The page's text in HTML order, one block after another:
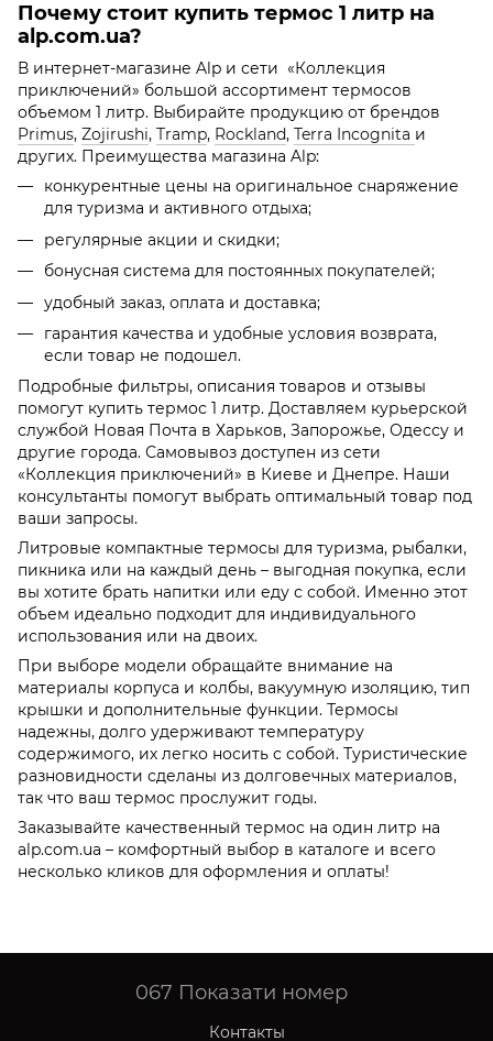
Почему стоит купить термос 1 литр на
alp.com.ua?
В интернет-магазине Alp и сети «Коллекция
приключений» большой ассортимент термосов
объемом 1 литр. Выбирайте продукцию от брендов
Primus, Zojirushi, Tramp, Rockland, Terra Incognita и
других. Преимущества магазина Alp:
конкурентные цены на оригинальное снаряжение
для туризма и активного отдыха;
регулярные акции и скидки;
бонусная система для постоянных покупателей;
удобный заказ, оплата и доставка;
гарантия качества и удобные условия возврата,
если товар не подошел.
Подробные фильтры, описания товаров и отзывы
помогут купить термос 1 литр. Доставляем курьерской
службой Новая Почта в Харьков, Запорожье, Одессу и
другие города. Самовывоз доступен из сети
«Коллекция приключений» в Киеве и Днепре. Наши
консультанты помогут выбрать оптимальный товар под
ваши запросы.
Литровые компактные термосы для туризма, рыбалки,
пикника или на каждый день – выгодная покупка, если
вы хотите брать напитки или еду с собой. Именно этот
объем идеально подходит для индивидуального
использования или на двоих.
При выборе модели обращайте внимание на
материалы корпуса и колбы, вакуумную изоляцию, тип
крышки и дополнительные функции. Термосы
надежны, долго удерживают температуру
содержимого, их легко носить с собой. Туристические
разновидности сделаны из долговечных материалов,
так что ваш термос прослужит годы.
Заказывайте качественный термос на один литр на
alp.com.ua – комфортный выбор в каталоге и всего
несколько кликов для оформления и оплаты!
067 Показати номер
Контакты